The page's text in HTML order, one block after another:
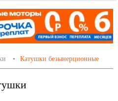
Катушки безынерционные